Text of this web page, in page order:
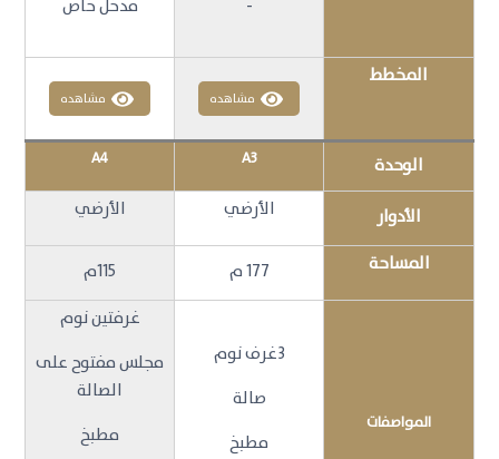
- مدخل خاص
المخطط
مشاهده مشاهده
الوحدة A3
A4
الأدوار الأرضي الأرضي
المساحة 177 م 115م
المواصفات
3غرف نوم
صالة
مطبخ
غرفتين نوم
مجلس مفتوح على
الصالة
مطبخ